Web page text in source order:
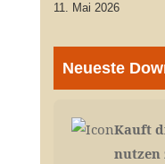
11. Mai 2026
Neueste
Kauft
nutzen